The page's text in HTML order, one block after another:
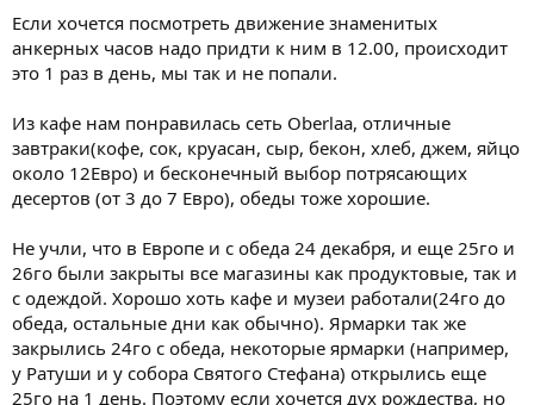
Если хочется посмотреть движение знаменитых
анкерных часов надо придти к ним в 12.00, происходит
это 1 раз в день, мы так и не попали.
Из кафе нам понравилась сеть Oberlaa, отличные
завтраки(кофе, сок, круасан, сыр, бекон, хлеб, джем, яйцо
около 12Евро) и бесконечный выбор потрясающих
десертов (от 3 до 7 Евро), обеды тоже хорошие.
Не учли, что в Европе и с обеда 24 декабря, и еще 25го и
26го были закрыты все магазины как продуктовые, так и
с одеждой. Хорошо хоть кафе и музеи работали(24го до
обеда, остальные дни как обычно). Ярмарки так же
закрылись 24го с обеда, некоторые ярмарки (например,
у Ратуши и у собора Святого Стефана) открылись еще
25го на 1 день. Поэтому если хочется дух рождества, но